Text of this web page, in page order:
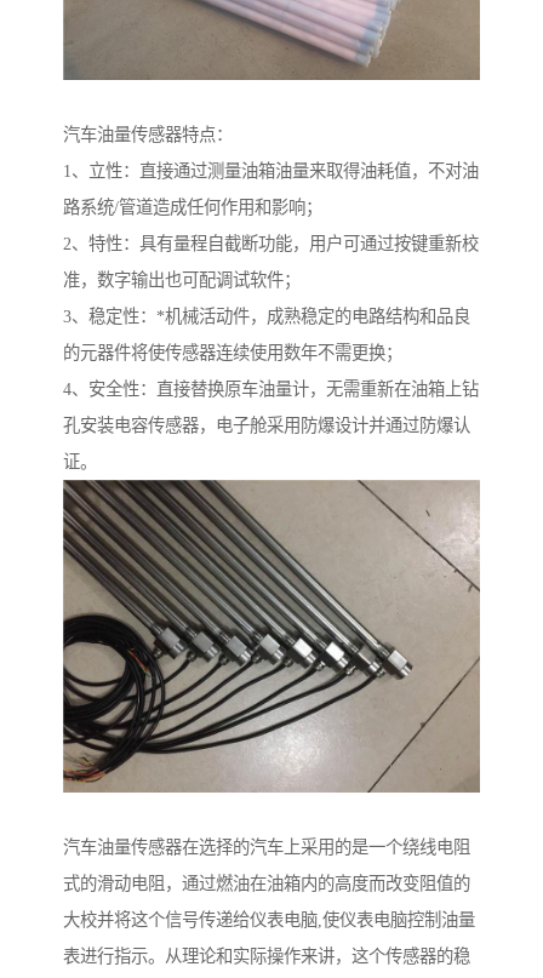
汽车油量传感器特点：
1、立性：直接通过测量油箱油量来取得油耗值，不对油
路系统/管道造成任何作用和影响；
2、特性：具有量程自截断功能，用户可通过按键重新校
准，数字输出也可配调试软件；
3、稳定性：*机械活动件，成熟稳定的电路结构和品良
的元器件将使传感器连续使用数年不需更换；
4、安全性：直接替换原车油量计，无需重新在油箱上钻
孔安装电容传感器，电子舱采用防爆设计并通过防爆认
证。
汽车油量传感器在选择的汽车上采用的是一个绕线电阻
式的滑动电阻，通过燃油在油箱内的高度而改变阻值的
大校并将这个信号传递给仪表电脑,使仪表电脑控制油量
表进行指示。从理论和实际操作来讲，这个传感器的稳